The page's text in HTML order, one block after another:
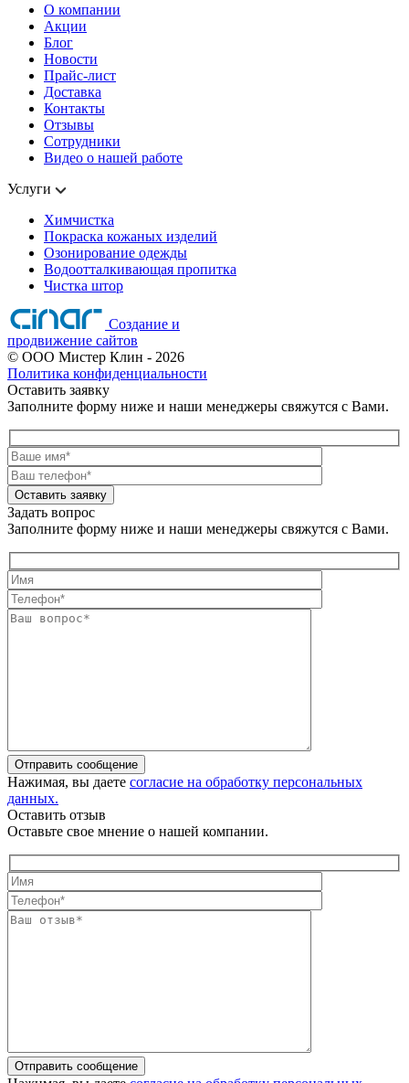
О компании
Акции
Блог
Новости
Прайс-лист
Доставка
Контакты
Отзывы
Сотрудники
Видео о нашей работе
Услуги
Химчистка
Покраска кожаных изделий
Озонирование одежды
Водоотталкивающая пропитка
Чистка штор
Создание и
продвижение сайтов
© ООО Мистер Клин - 2026
Политика конфиденциальности
Оставить заявку
Заполните форму ниже и наши менеджеры свяжутся с Вами.
Оставить заявку
Задать вопрос
Заполните форму ниже и наши менеджеры свяжутся с Вами.
Отправить сообщение
Нажимая, вы даете согласие на обработку персональных
данных.
Оставить отзыв
Оставьте свое мнение о нашей компании.
Отправить сообщение